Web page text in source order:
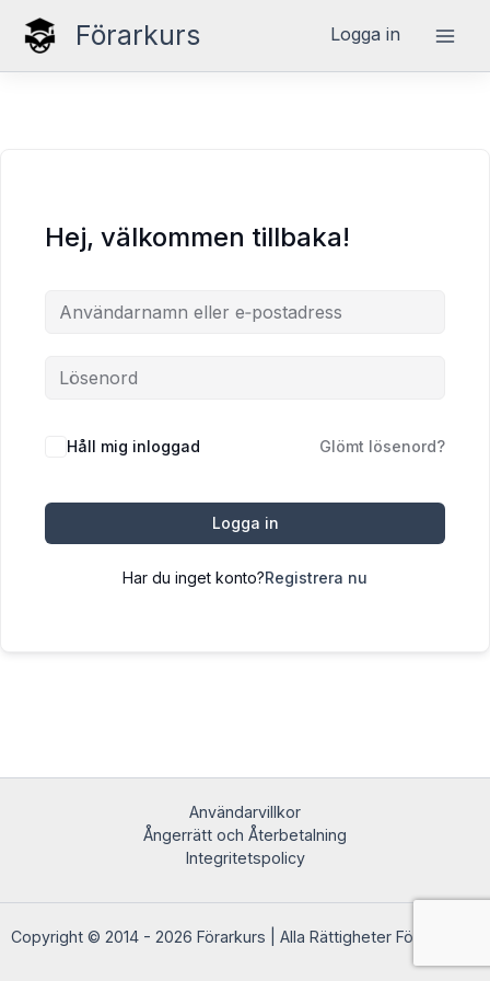
Hoppa
Förarkurs Logga in
Hej, välkommen tillbaka!
Håll mig inloggad Glömt lösenord?
Logga in
Har du inget konto?Registrera nu
Användarvillkor
Ångerrätt och Återbetalning
Integritetspolicy
Copyright © 2014 - 2026 Förarkurs | Alla Rättigheter Förbehållna